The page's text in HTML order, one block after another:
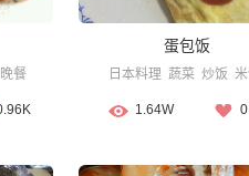
晚餐
蛋包饭
日本料理 蔬菜 炒饭
1.64W